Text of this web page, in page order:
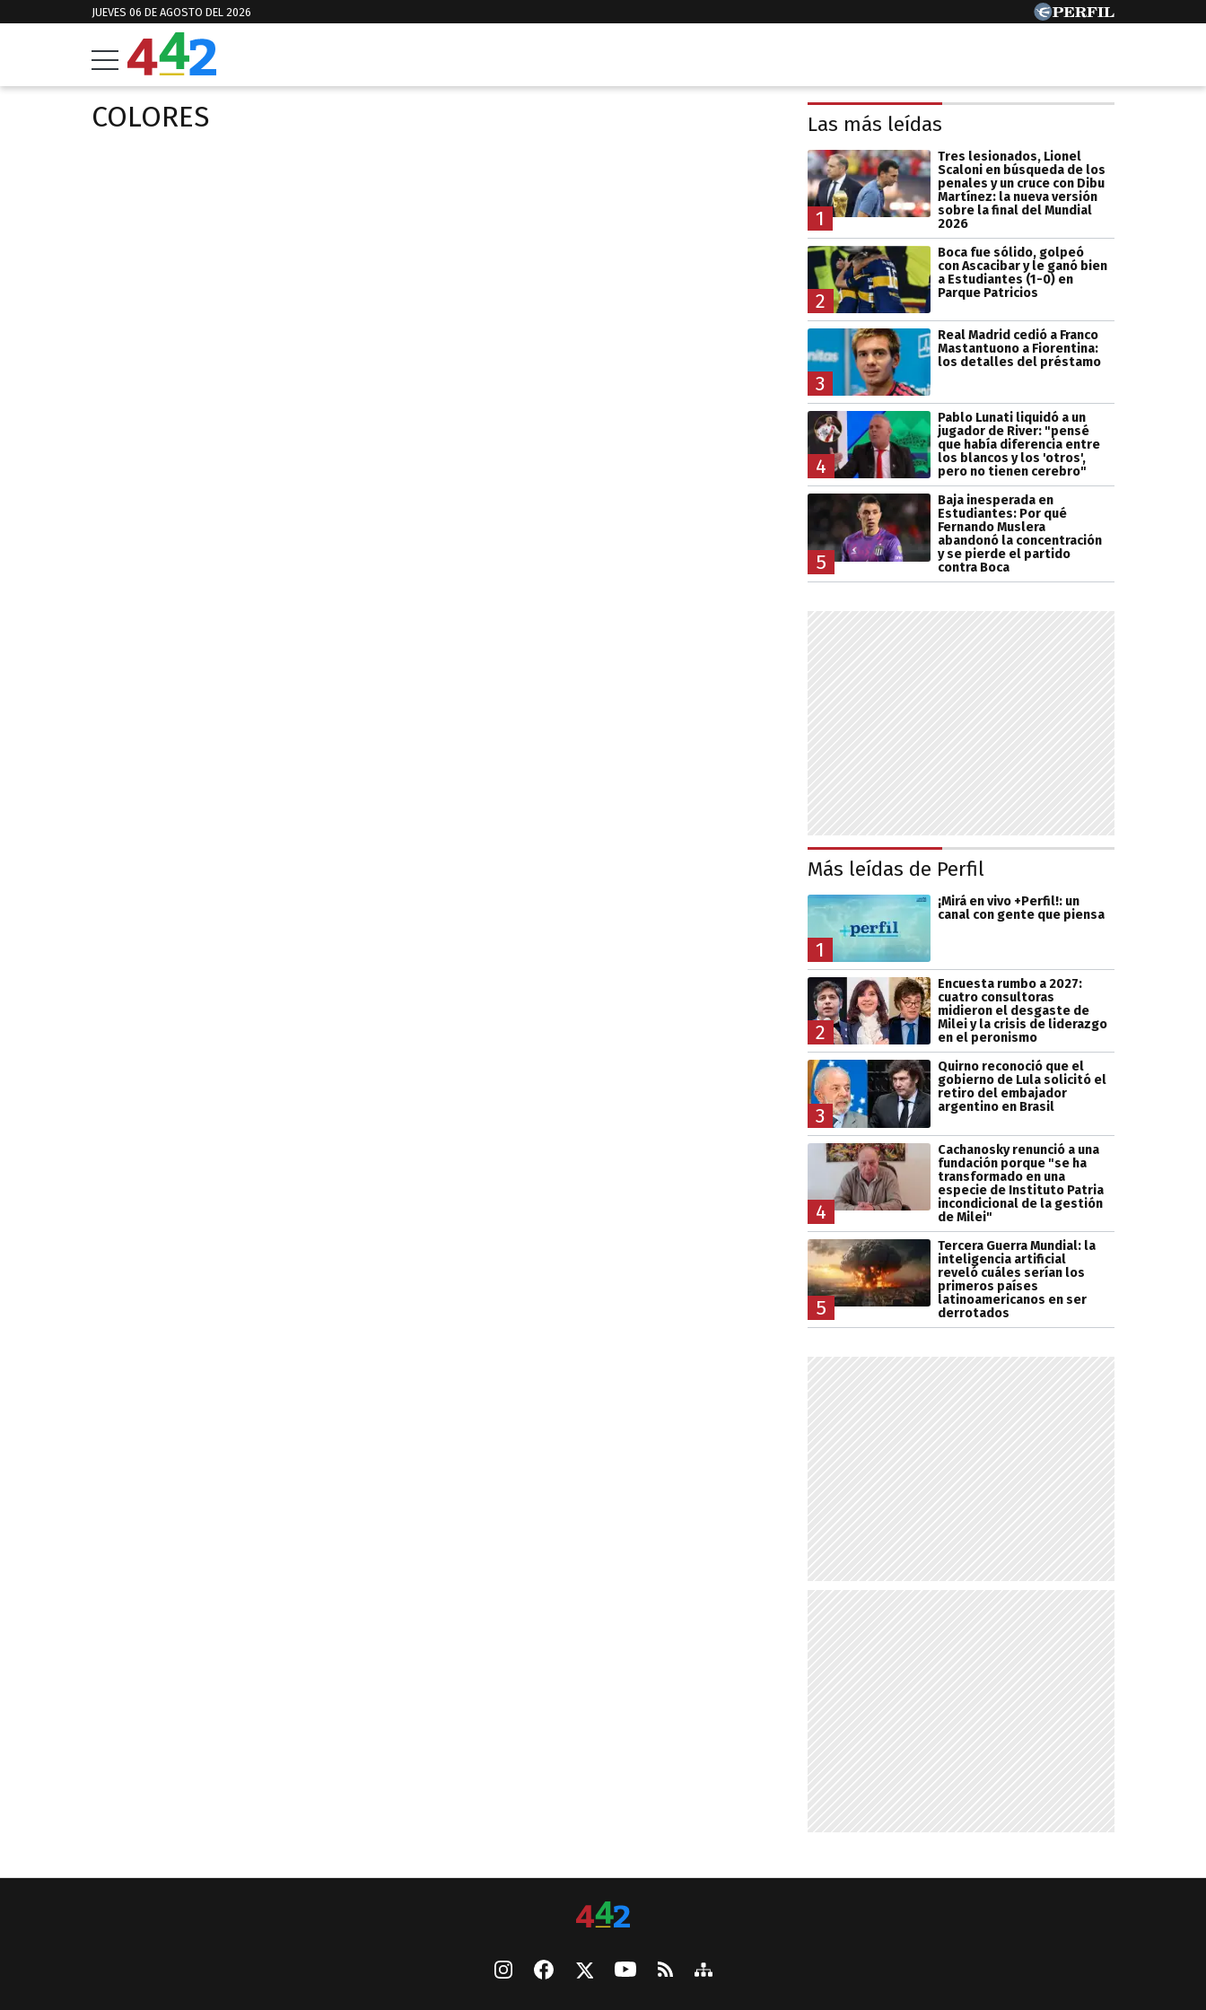
JUEVES 06 DE AGOSTO DEL 2026
COLORES Las más leídas
1
Tres lesionados, Lionel
Scaloni en búsqueda de los
penales y un cruce con Dibu
Martínez: la nueva versión
sobre la final del Mundial
2026
2
Boca fue sólido, golpeó
con Ascacibar y le ganó bien
a Estudiantes (1-0) en
Parque Patricios
3
Real Madrid cedió a Franco
Mastantuono a Fiorentina:
los detalles del préstamo
4
Pablo Lunati liquidó a un
jugador de River: "pensé
que había diferencia entre
los blancos y los 'otros',
pero no tienen cerebro"
5
Baja inesperada en
Estudiantes: Por qué
Fernando Muslera
abandonó la concentración
y se pierde el partido
contra Boca
Más leídas de Perfil
1
¡Mirá en vivo +Perfil!: un
canal con gente que piensa
2
Encuesta rumbo a 2027:
cuatro consultoras
midieron el desgaste de
Milei y la crisis de liderazgo
en el peronismo
3
Quirno reconoció que el
gobierno de Lula solicitó el
retiro del embajador
argentino en Brasil
4
Cachanosky renunció a una
fundación porque "se ha
transformado en una
especie de Instituto Patria
incondicional de la gestión
de Milei"
5
Tercera Guerra Mundial: la
inteligencia artificial
reveló cuáles serían los
primeros países
latinoamericanos en ser
derrotados